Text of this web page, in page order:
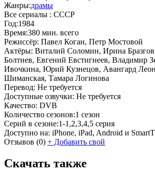
Жанры:драмы
Все сериалы : СССР
Год:1984
Время:380 мин. всего
Режиссёр: Павел Коган, Петр Мостовой
Актёры: Виталий Соломин, Ирина
Болтнев, Евгений Евстигнеев, Владимир
Ивочкина, Юрий Кузнецов, Авангард
Шиманская, Тамара Логинова
Перевод: Не требуется
Доступные озвучки: Не требуется
Качество: DVB
Количество сезонов:1 сезон
Серий в сезоне:1-1,2,3,4,5 серия
Доступно на: iPhone, iPad, Android и
Отзывов (0) + Добавить свой
Скачать также